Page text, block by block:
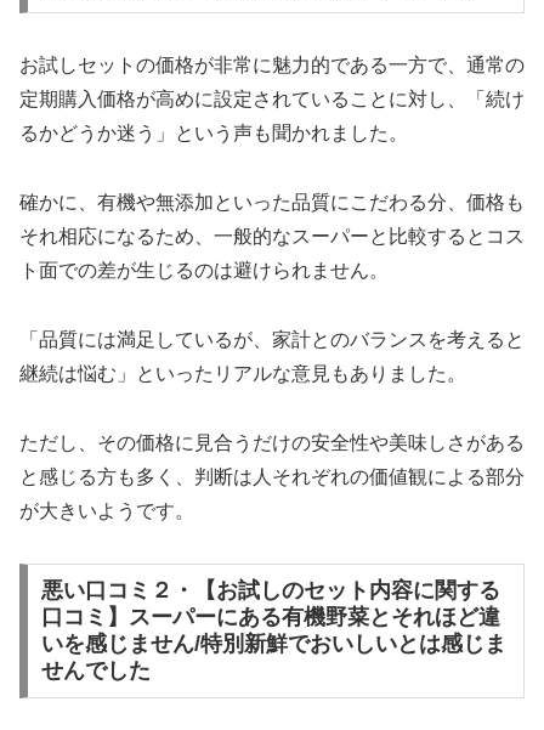
お試しセットの価格が非常に魅力的である一方で、通常の
定期購入価格が高めに設定されていることに対し、「続け
るかどうか迷う」という声も聞かれました。
確かに、有機や無添加といった品質にこだわる分、価格も
それ相応になるため、一般的なスーパーと比較するとコス
ト面での差が生じるのは避けられません。
「品質には満足しているが、家計とのバランスを考えると
継続は悩む」といったリアルな意見もありました。
ただし、その価格に見合うだけの安全性や美味しさがある
と感じる方も多く、判断は人それぞれの価値観による部分
が大きいようです。
悪い口コミ２・【お試しのセット内容に関する
口コミ】スーパーにある有機野菜とそれほど違
いを感じません/特別新鮮でおいしいとは感じま
せんでした